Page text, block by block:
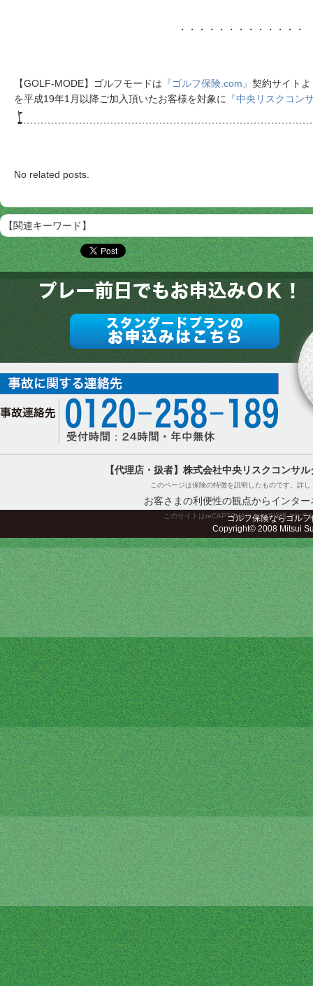
・・・・・・・・・・・・・
【GOLF-MODE】ゴルフモードは 『ゴルフ保険.com』 契約サイト
を平成19年1月以降ご加入頂いたお客様を対象に
『中央リスクコン
No related posts.
【関連キーワード】
【代理店・扱者】株式会社中央リスクコンサ
このページは保険の特徴を説明したものです。詳
お客さまの利便性の観点からインタ
このサイトはreCAPTCHAによって保護されて
ゴルフ保険ならゴル
Copyright© 2008 Mitsui